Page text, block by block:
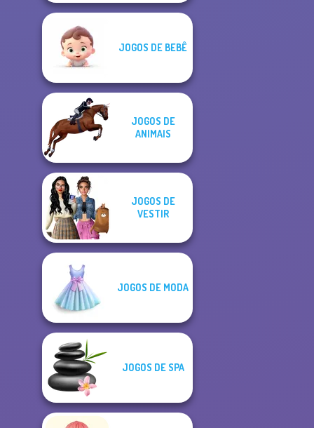
JOGOS DE BEBÊ
JOGOS DE
ANIMAIS
JOGOS DE
VESTIR
JOGOS DE MODA
JOGOS DE SPA